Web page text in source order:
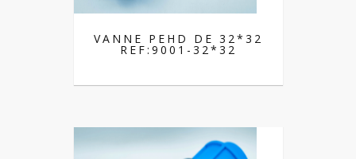
VANNE PEHD DE 32*32
REF:9001-32*32